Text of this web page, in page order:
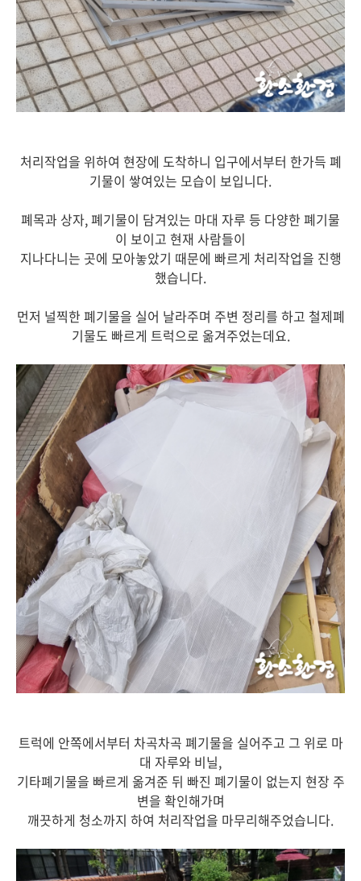
처리작업을 위하여 현장에 도착하니 입구에서부터 한가득 폐
기물이 쌓여있는 모습이 보입니다.
폐목과 상자, 폐기물이 담겨있는 마대 자루 등 다양한 폐기물
이 보이고 현재 사람들이
지나다니는 곳에 모아놓았기 때문에 빠르게 처리작업을 진행
했습니다.
먼저 널찍한 폐기물을 실어 날라주며 주변 정리를 하고 철제폐
기물도 빠르게 트럭으로 옮겨주었는데요.
트럭에 안쪽에서부터 차곡차곡 폐기물을 실어주고 그 위로 마
대 자루와 비닐,
기타폐기물을 빠르게 옮겨준 뒤 빠진 폐기물이 없는지 현장 주
변을 확인해가며
깨끗하게 청소까지 하여 처리작업을 마무리해주었습니다.